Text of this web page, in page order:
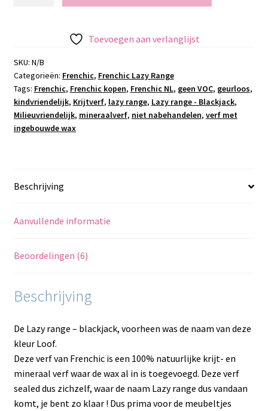
Toevoegen aan verlanglijst
SKU: N/B
Categorieën: Frenchic, Frenchic Lazy Range
Tags: Frenchic, Frenchic kopen, Frenchic NL, geen VOC, geurloos,
kindvriendelijk, Krijtverf, lazy range, Lazy range - Blackjack,
Milieuvriendelijk, mineraalverf, niet nabehandelen, verf met
ingebouwde wax
Beschrijving
Aanvullende informatie
Beoordelingen (6)
Beschrijving
De Lazy range – blackjack, voorheen was de naam van deze
kleur Loof.
Deze verf van Frenchic is een 100% natuurlijke krijt- en
mineraal verf waar de wax al in is toegevoegd. Deze verf
sealed dus zichzelf, waar de naam Lazy range dus vandaan
komt, je bent zo klaar ! Dus prima voor de meubeltjes